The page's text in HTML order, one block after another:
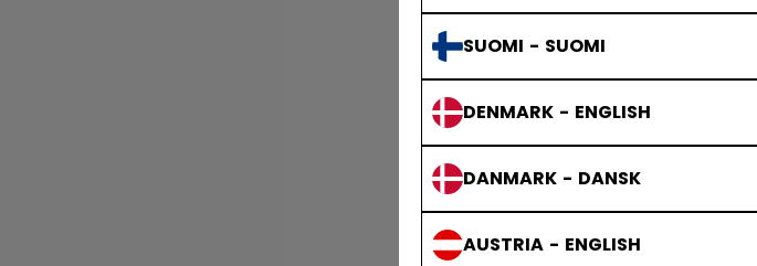
SUOMI - SUOMI
DENMARK - ENGLISH
DANMARK - DANSK
AUSTRIA - ENGLISH